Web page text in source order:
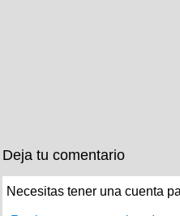
Deja tu comentario
Necesitas tener una cuenta